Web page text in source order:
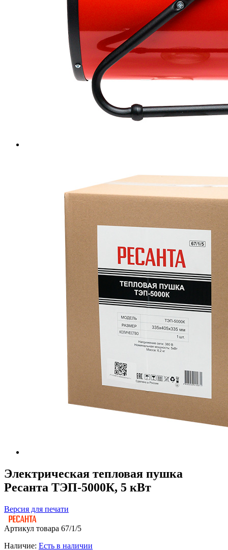
Электрическая тепловая пушка
Ресанта ТЭП-5000К, 5 кВт
Версия для печати
Артикул товара 67/1/5
Наличие: Есть в наличии